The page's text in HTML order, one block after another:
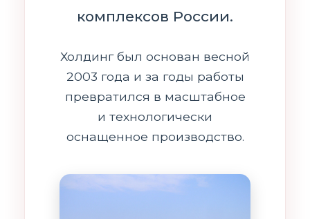
комплексов России.
Холдинг был основан весной
2003 года и за годы работы
превратился в масштабное
и технологически
оснащенное производство.